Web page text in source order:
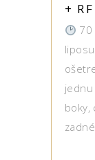
+ RF
70
boky,